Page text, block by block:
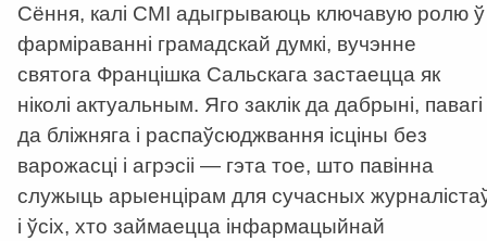
Сёння, калі СМІ адыгрываюць ключавую ролю ў
фарміраванні грамадскай думкі, вучэнне
святога Францішка Сальскага застаецца як
ніколі актуальным. Яго заклік да дабрыні, павагі
да бліжняга і распаўсюджвання ісціны без
варожасці і агрэсіі — гэта тое, што павінна
служыць арыенцірам для сучасных
і ўсіх, хто займаецца інфармацыйнай